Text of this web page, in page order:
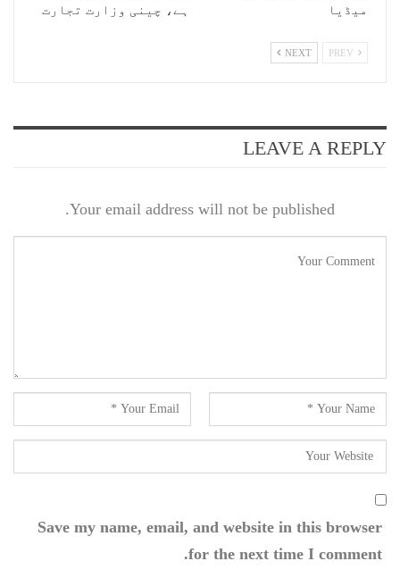
میڈیا
ہے، چینی وزارت تجارت
NEXT
LEAVE A REPLY
Your email address will not be published.
Save my name, email, and website in this browser
for the next time I comment.